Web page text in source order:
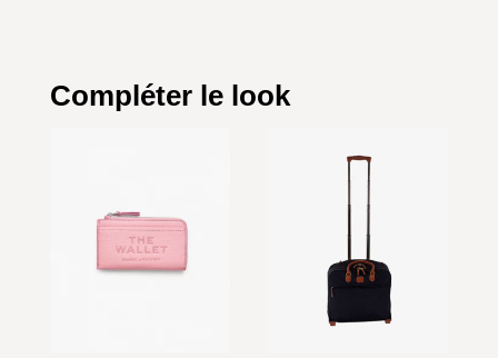
Compléter le look